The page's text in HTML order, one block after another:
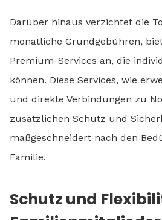
Darüber hinaus verzichtet die
monatliche Grundgebühren,
Premium-Services an, die
können. Diese Services, wie
und direkte Verbindungen zu
zusätzlichen Schutz und
maßgeschneidert nach den
Familie.
Schutz und